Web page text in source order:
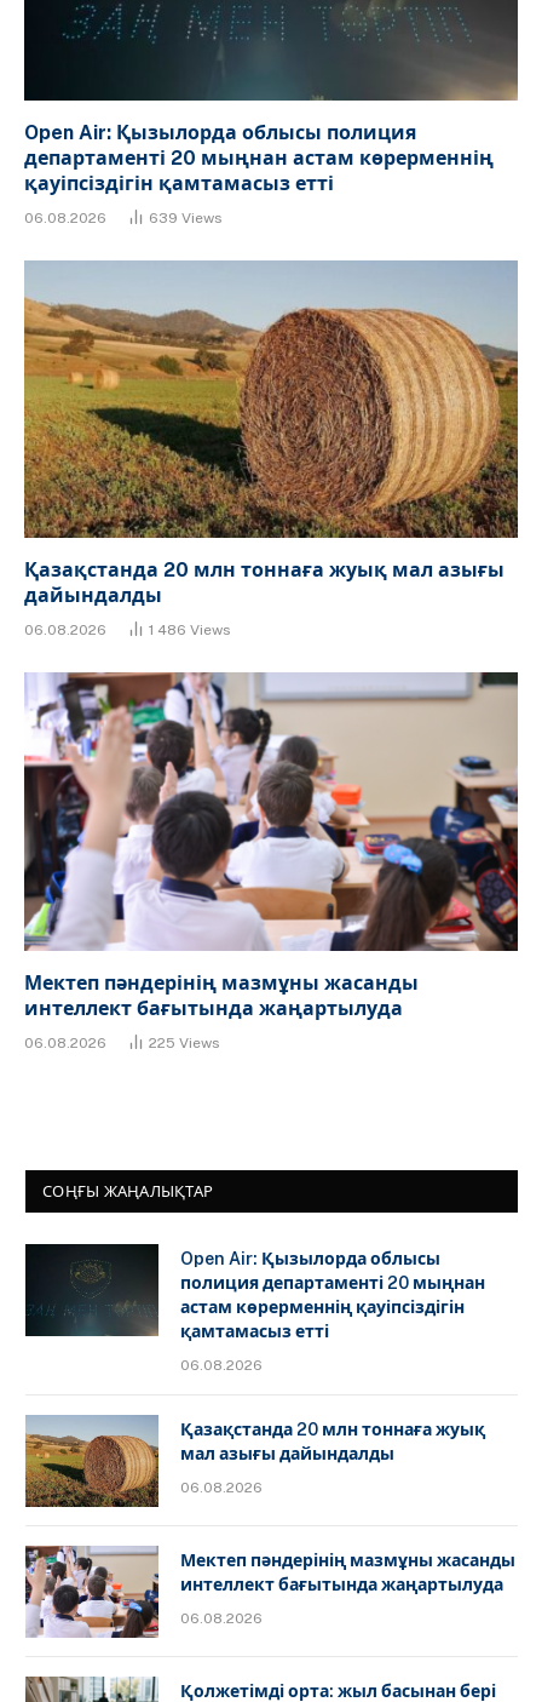
Open Air: Қызылорда облысы полиция
департаменті 20 мыңнан астам көрерменнің
қауіпсіздігін қамтамасыз етті
06.08.2026 639 Views
Қазақстанда 20 млн тоннаға жуық мал азығы
дайындалды
06.08.2026 1 486 Views
Мектеп пәндерінің мазмұны жасанды
интеллект бағытында жаңартылуда
06.08.2026 225 Views
СОҢҒЫ ЖАҢАЛЫҚТАР
Open Air: Қызылорда облысы
полиция департаменті 20 мыңнан
астам көрерменнің қауіпсіздігін
қамтамасыз етті
06.08.2026
Қазақстанда 20 млн тоннаға жуық
мал азығы дайындалды
06.08.2026
Мектеп пәндерінің мазмұны жасанды
интеллект бағытында жаңартылуда
06.08.2026
Қолжетімді орта: жыл басынан бері